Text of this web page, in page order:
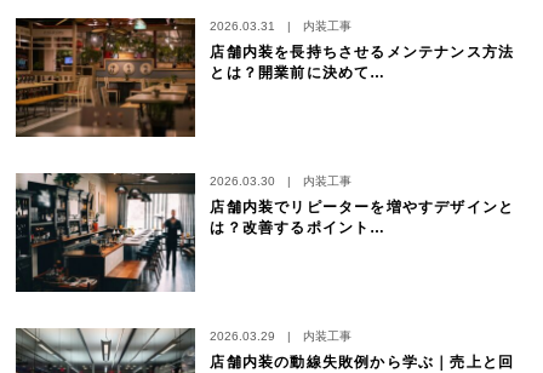
2026.03.31 | 内装工事
店舗内装を長持ちさせるメンテナンス方法
とは？開業前に決めて…
2026.03.30 | 内装工事
店舗内装でリピーターを増やすデザインと
は？改善するポイント…
2026.03.29 内装工事
店舗内装の動線失敗例から学ぶ｜売上と回